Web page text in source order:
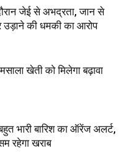
जेई से अभद्रता, जान से
उड़ाने की धमकी का आरोप
खेती को मिलेगा बढ़ावा
बहुत भारी बारिश का ऑरेंज अलर्ट,
रहेगा खराब